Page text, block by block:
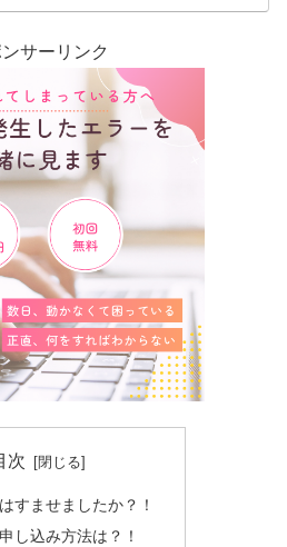
サーリンク
次
すませましたか？！
し込み方法は？！